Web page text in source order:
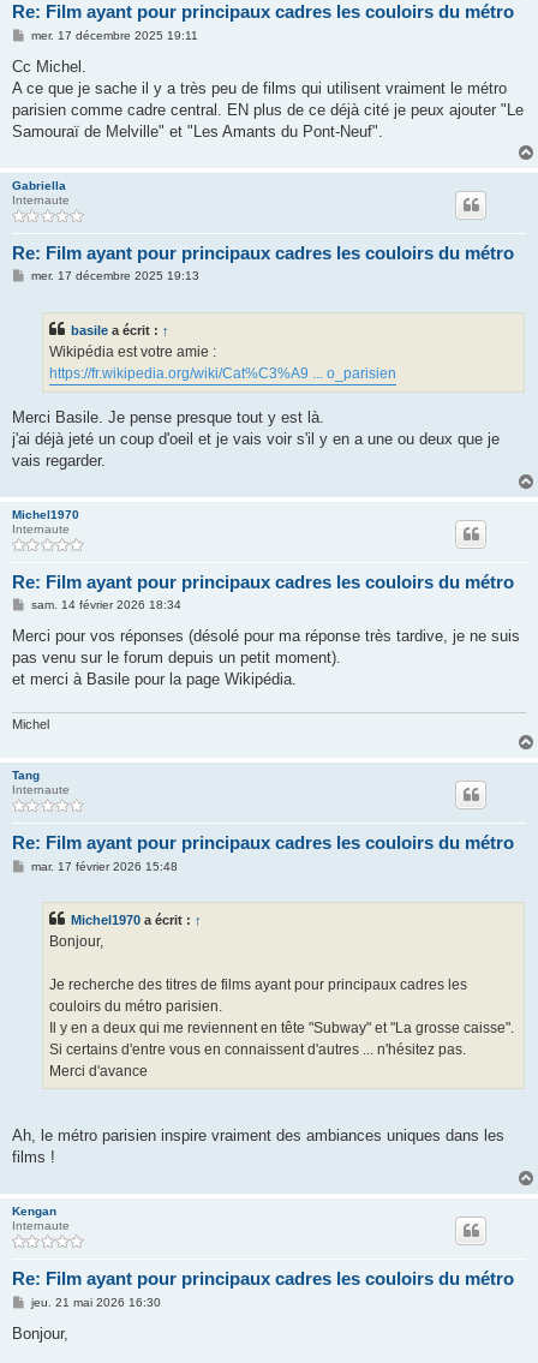
Re: Film ayant pour principaux cadres les couloirs du métro
M
s
a
g
mer. 17 décembre 2025 19:11
Cc Michel.
A ce que je sache il y a très peu de films qui utilisent vraiment le métro
parisien comme cadre central. EN plus de ce déjà cité je peux ajouter "Le
Samouraï de Melville" et "Les Amants du Pont-Neuf".
Gabriella
Internaute
Re: Film ayant pour principaux cadres les couloirs du métro
Mmer. 17 décembre 2025 19:13
basile a écrit : ↑
Wikipédia est votre amie :
https://fr.wikipedia.org/wiki/Cat%C3%A9 ... o_parisien
Merci Basile. Je pense presque tout y est là.
j'ai déjà jeté un coup d'oeil et je vais voir s'il y en a une ou deux que je
vais regarder.
Michel1970
Internaute
Re: Film ayant pour principaux cadres les couloirs du métro
M
s
a
g
sam. 14 février 2026 18:34
Merci pour vos réponses (désolé pour ma réponse très tardive, je ne suis
pas venu sur le forum depuis un petit moment).
et merci à Basile pour la page Wikipédia.
Michel
Tang
Internaute
Re: Film ayant pour principaux cadres les couloirs du métro
Mmar. 17 février 2026 15:48
Michel1970 a écrit : ↑
Bonjour,
Je recherche des titres de films ayant pour principaux cadres les
couloirs du métro parisien.
Il y en a deux qui me reviennent en tête "Subway" et "La grosse caisse".
Si certains d'entre vous en connaissent d'autres ... n'hésitez pas.
Merci d'avance
Ah, le métro parisien inspire vraiment des ambiances uniques dans les
films !
Kengan
Internaute
Re: Film ayant pour principaux cadres les couloirs du métro
M
s
jeu. 21 mai 2026 16:30
Bonjour,